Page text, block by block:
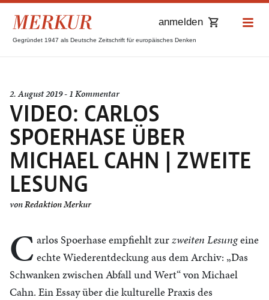
Gegründet 1947 als Deutsche Zeitschrift für europäisches Denken
anmelden
2. August 2019 - 1 Kommentar
VIDEO: CARLOS
SPOERHASE ÜBER
MICHAEL CAHN | ZWEITE
LESUNG
vonRedaktion Merkur
C arlos Spoerhase empfiehlt zurzweiten Lesungeine
echte Wiederentdeckung aus dem Archiv: „Das
Schwanken zwischen Abfall und Wert“ von Michael
Cahn. Ein Essay über die kulturelle Praxis des